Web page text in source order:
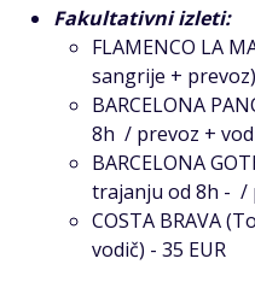
Fakultativni izleti:
FLAMENCO LA
sangrije +
BARCELONA
8h / prevoz +
BARCELONA
trajanju od 8h - /
COSTA BRAVA
vodič) - 35 EUR